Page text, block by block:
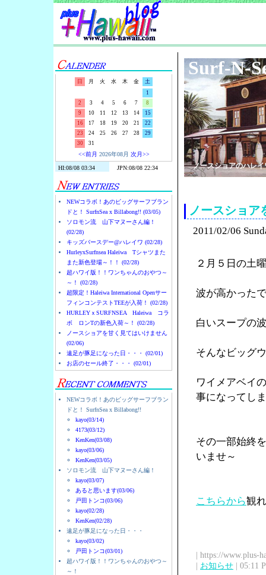
日 月 火 水 木 金
土
1
2
3 4 5 6 7
8
9
10 11 12 13 14
15
16
17 18 19 20 21
22
23
24 25 26 27 28
29
30
31
<<前月 2026年08月 次月>>
NEWコラボ！あのビッグサーフブラン
ドと！ SurfnSea x Billabong!! (03/05)
ソロモン流 山下マヌーさん編！
(02/28)
キッズバースデー@ハレイワ (02/28)
HurleyxSurfnsea Haleiwa Tシャツまた
また新色登場～！！ (02/28)
超ハワイ版！！ワンちゃんのおやつ～
～！ (02/28)
超限定！Haleiwa International Openサー
フィンコンテストTEEが入荷！ (02/28)
HURLEYｘSURFNSEA Haleiwa コラ
ボ ロンTの新色入荷～！ (02/28)
ノースショアを甘く見てはいけません
(02/06)
遠足が豚足になった日・・・ (02/01)
お店のセール終了・・・ (02/01)
NEWコラボ！あのビッグサーフブラン
ドと！ SurfnSea x Billabong!!
kayo(03/14)
4173(03/12)
KenKen(03/08)
kayo(03/06)
KenKen(03/05)
ソロモン流 山下マヌーさん編！
kayo(03/07)
あると思います(03/06)
戸田トンコ(03/06)
kayo(02/28)
KenKen(02/28)
遠足が豚足になった日・・・
kayo(03/02)
戸田トンコ(03/01)
超ハワイ版！！ワンちゃんのおやつ～
～！
Surf-N-
ノースショアのハレ
ノースショア
2011/02/06
２月５日の土
波が高かった
白いスープの
そんなビッグ
ワイメアベイ
事になってし
その一部始終
いませ～
こちらから観
| https://www.plus-
| お知らせ | 05:11